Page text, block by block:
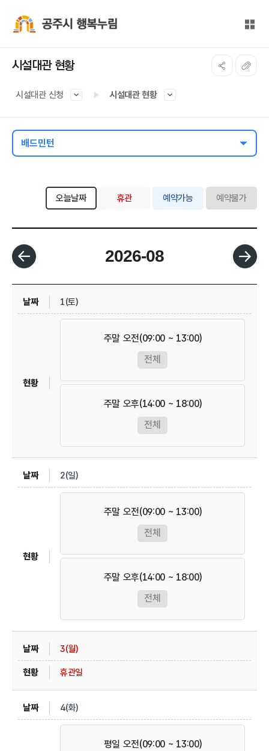
전체
시설대관 현황
시설대관 신청 시설대관 현황
배드민턴
오늘날짜 휴관 예약가능 예약불가
월 선택
1(토)
주말 오전(09:00 ~ 13:00)
전체
주말 오후(14:00 ~ 18:00)
전체
2(일)
주말 오전(09:00 ~ 13:00)
전체
주말 오후(14:00 ~ 18:00)
전체
3(월)
휴관일
4(화)
평일 오전(09:00 ~ 13:00)